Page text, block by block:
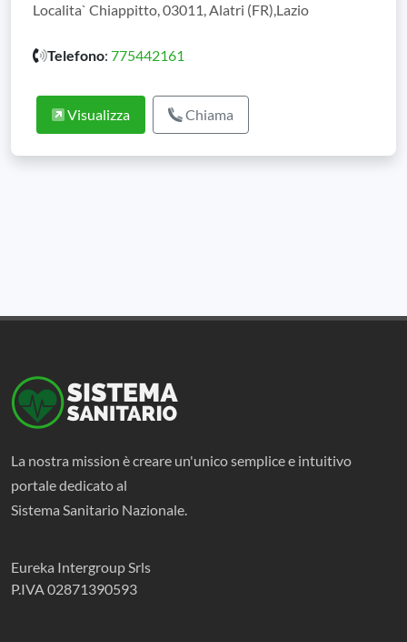
Localita` Chiappitto, 03011, Alatri (FR),Lazio
Telefono: 775442161
Visualizza Chiama
La nostra mission è creare un'unico semplice e intuitivo
portale dedicato al
Sistema Sanitario Nazionale.
Eureka Intergroup Srls
P.IVA 02871390593